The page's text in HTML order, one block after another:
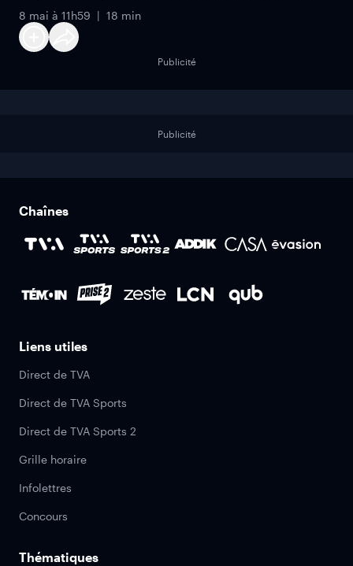
8 mai à 11h59 18 min
Publicité
Publicité
Chaînes
Liens utiles
Direct de TVA
Direct de TVA Sports
Direct de TVA Sports 2
Grille horaire
Infolettres
Concours
Thématiques